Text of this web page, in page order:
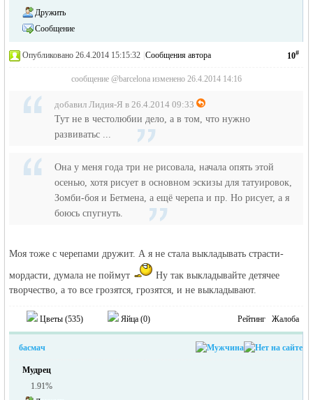
Дружить
Сообщение
10#
Опубликовано 26.4.2014 15:15:32 Сообщения автора
сообщение @barcelona изменено 26.4.2014 14:16
добавил Лидия-Я в 26.4.2014 09:33
Тут не в честолюбии дело, а в том, что нужно
развиватьс ...
Она у меня года три не рисовала, начала опять этой
осенью, хотя рисует в основном эскизы для татуировок,
Зомби-боя и Бетмена, а ещё черепа и пр. Но рисует, а я
боюсь спугнуть.
Моя тоже с черепами дружит. А я не стала выкладывать страсти-
мордасти, думала не поймут
Ну так выкладывайте детячее
творчество, а то все грозятся, грозятся, и не выкладывают.
Цветы (535) Яйца (0) Рейтинг Жалоба
басмач
Мудрец
1.91%